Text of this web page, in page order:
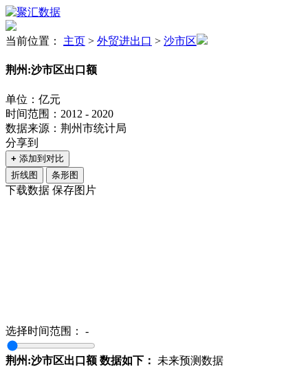
当前位置： 主页 > 外贸进出口 > 沙市区
荆州:沙市区出口额
单位：亿元
时间范围：2012 - 2020
数据来源：荆州市统计局
分享到
+ 添加到对比
折线图
条形图
下载数据 保存图片
选择时间范围： -
荆州:沙市区出口额 数据如下：
未来预测数据